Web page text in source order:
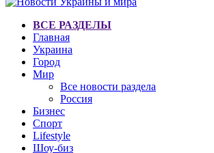
ВСЕ РАЗДЕЛЫ
Главная
Украина
Город
Мир
Все новости раздела
Россия
Бизнес
Спорт
Lifestyle
Шоу-биз